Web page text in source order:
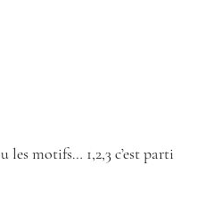
les motifs… 1,2,3 c’est parti